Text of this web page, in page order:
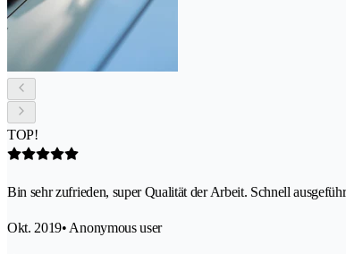
TOP!
Bin sehr zufrieden, super Qualität der Arbeit. Schnell
Okt. 2019• Anonymous user